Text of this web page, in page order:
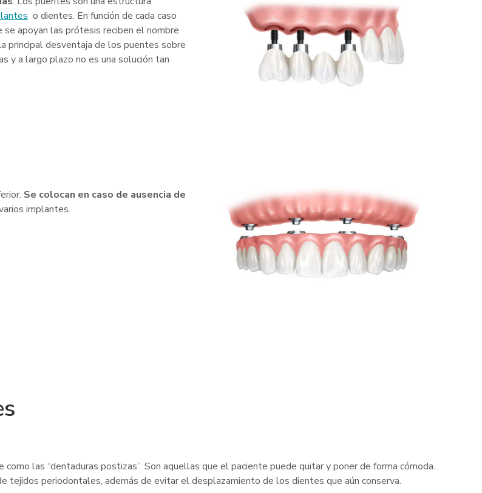
o dientes. En función de cada caso
apoyan las prótesis reciben el nombre
principal desventaja de los puentes sobre
y a largo plazo no es una solución tan
Se colocan en caso de ausencia de
implantes.
las “dentaduras postizas”. Son aquellas que el paciente puede quitar y poner de forma cómoda.
tejidos periodontales, además de evitar el desplazamiento de los dientes que aún conserva.